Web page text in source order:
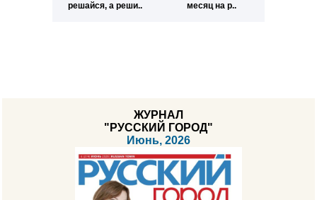
решайся, а реши..
месяц на р..
ЖУРНАЛ
"РУССКИЙ ГОРОД"
Июнь, 2026